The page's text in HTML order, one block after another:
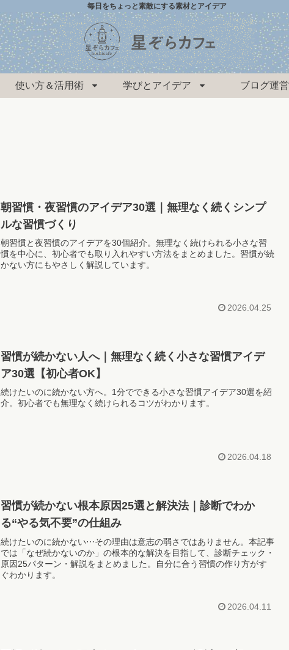
毎日をちょっと素敵にする素材とアイデア
使い方＆活用術 学びとアイデア ブログ運営
朝習慣・夜習慣のアイデア30選｜無理なく続くシンプ
ルな習慣づくり
朝習慣と夜習慣のアイデアを30個紹介。無理なく続けられる小さな習
慣を中心に、初心者でも取り入れやすい方法をまとめました。習慣が続
かない方にもやさしく解説しています。
2026.04.25
習慣が続かない人へ｜無理なく続く小さな習慣アイデ
ア30選【初心者OK】
続けたいのに続かない方へ。1分でできる小さな習慣アイデア30選を紹
介。初心者でも無理なく続けられるコツがわかります。
2026.04.18
習慣が続かない根本原因25選と解決法｜診断でわか
る“やる気不要”の仕組み
続けたいのに続かない⋯その理由は意志の弱さではありません。本記事
では「なぜ続かないのか」の根本的な解決を目指して、診断チェック・
原因25パターン・解説をまとめました。自分に合う習慣の作り方がす
ぐわかります。
2026.04.11